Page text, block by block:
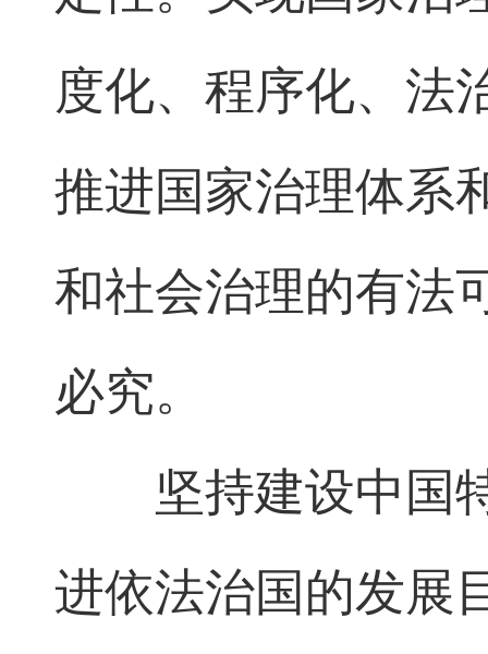
度化、程序化、法
推进国家治理体系
和社会治理的有法
必究。
坚持建设中国
进依法治国的发展